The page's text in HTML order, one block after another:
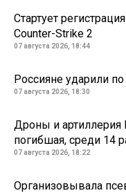
Стартует
Counter-Strike 2
07 августа 2026, 18:44
Россияне ударили
07 августа 2026, 18:30
Дроны и артиллерия
погибшая, среди 14
07 августа 2026, 18:22
Организовывала